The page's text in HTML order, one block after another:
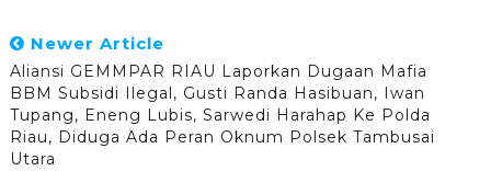
Newer Article
Aliansi GEMMPAR RIAU Laporkan Dugaan Mafia
BBM Subsidi Ilegal, Gusti Randa Hasibuan, Iwan
Tupang, Eneng Lubis, Sarwedi Harahap Ke Polda
Riau, Diduga Ada Peran Oknum Polsek Tambusai
Utara